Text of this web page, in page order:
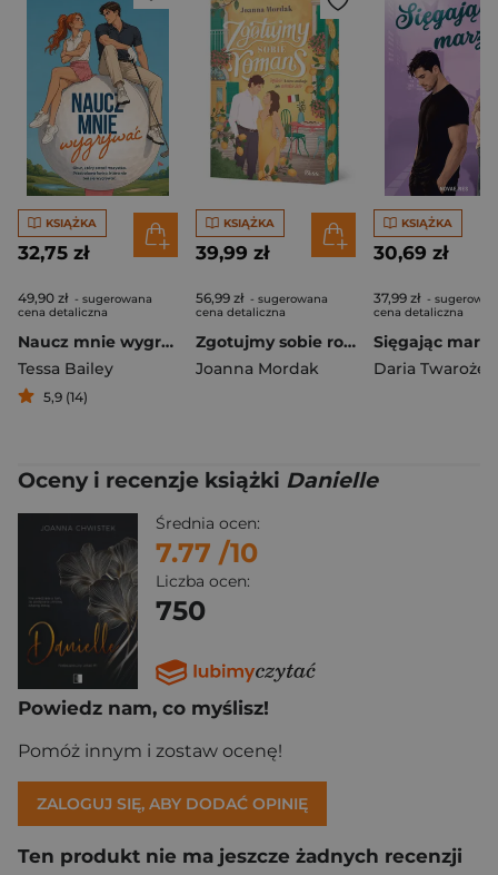
KSIĄŻKA
32,75 zł
49,90 zł - sugerowana
cena detaliczna
Naucz mnie wygrywać
Tessa Bailey
5,9 (14)
KSIĄŻKA
39,99 zł
56,99 zł - sugerowana
cena detaliczna
Zgotujmy sobie romans (ilustrowane brzegi)
Joanna Mordak
KSIĄŻKA
30,69 zł
37,99 zł -
cena detaliczna
Daria Twarożek
Oceny i recenzje książki Danielle
Średnia ocen:
7.77 /10
Liczba ocen:
750
Powiedz nam, co myślisz!
Pomóż innym i zostaw ocenę!
ZALOGUJ SIĘ, ABY DODAĆ OPINIĘ
Ten produkt nie ma jeszcze żadnych recenzji